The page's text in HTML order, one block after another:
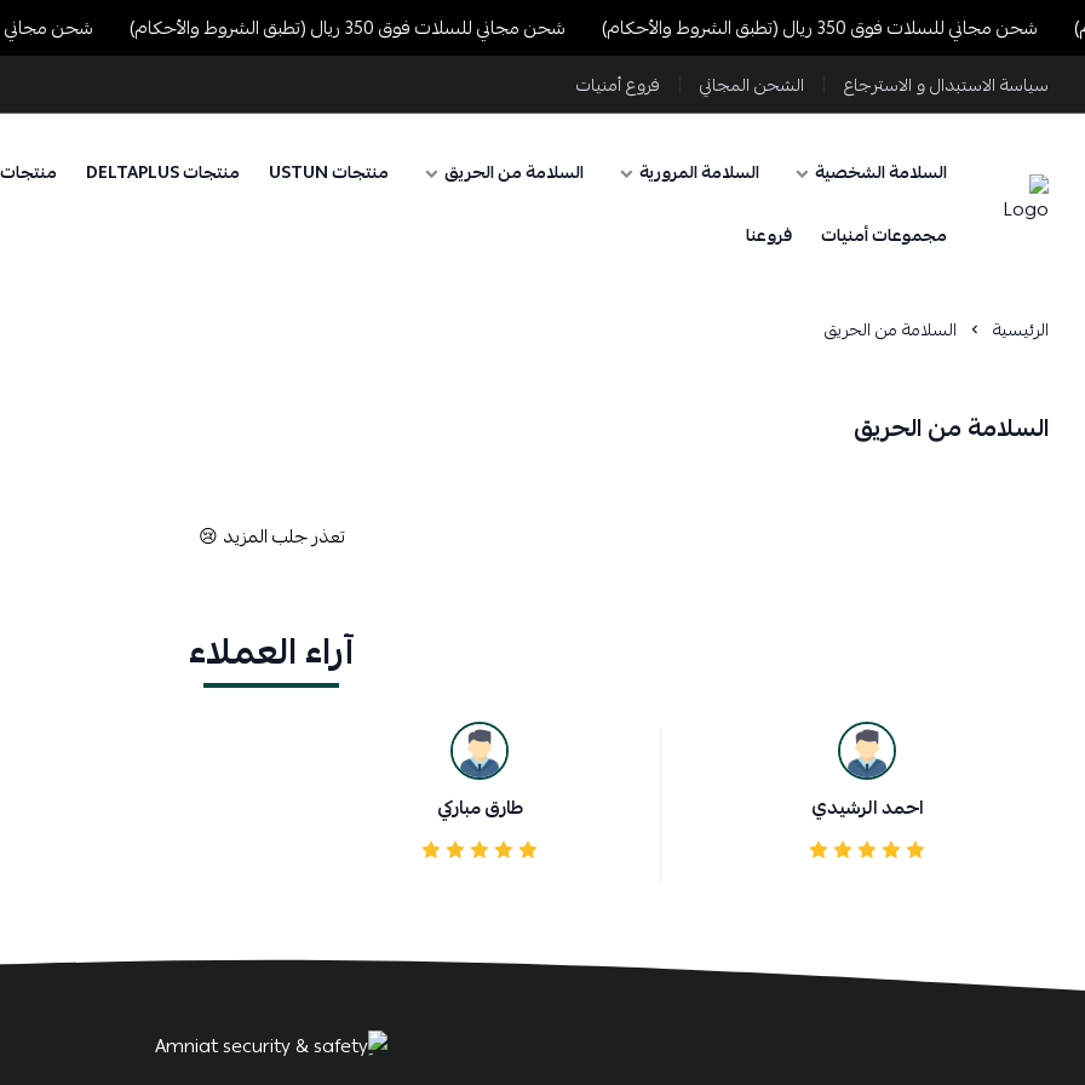
شحن مجاني للسلات فوق 350 ريال (تطبق الشروط والأحكام) شحن مجاني للسلات فوق 350 ريال (تطبق الشروط والأحكام) شحن مجاني للسلات فوق
سياسة الاستبدال و الاسترجاع الشحن المجاني فروع أمنيات
السلامة الشخصية السلامة المرورية السلامة من الحريق منتجات USTUN منتجات DELTAPLUS
مجموعات أمنيات
فروعنا
الرئيسية السلامة من الحريق
السلامة من الحريق
تعذر جلب المزيد 😢
آراء العملاء
احمد الرشيدي طارق مباركي